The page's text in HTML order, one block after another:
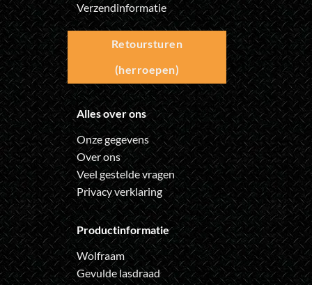
Verzendinformatie
Retoursturen
(herroepen)
Alles over ons
Onze gegevens
Over ons
Veel gestelde vragen
Privacy verklaring
Productinformatie
Wolfraam
Gevulde lasdraad